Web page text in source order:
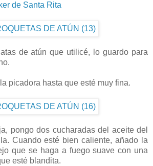
de Santa Rita
de atún que utilicé, lo guardo para
picadora hasta que esté muy fina.
pongo dos cucharadas del aceite del
Cuando esté bien caliente, añado la
que se haga a fuego suave con una
esté blandita.